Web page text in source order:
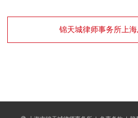
锦天城律师事务所上